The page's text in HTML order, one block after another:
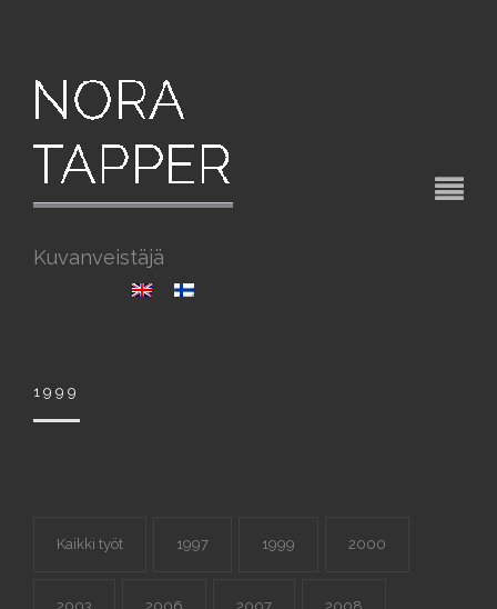
Kuvanveistäjä
1999
Kaikki työt 1997 1999 2000